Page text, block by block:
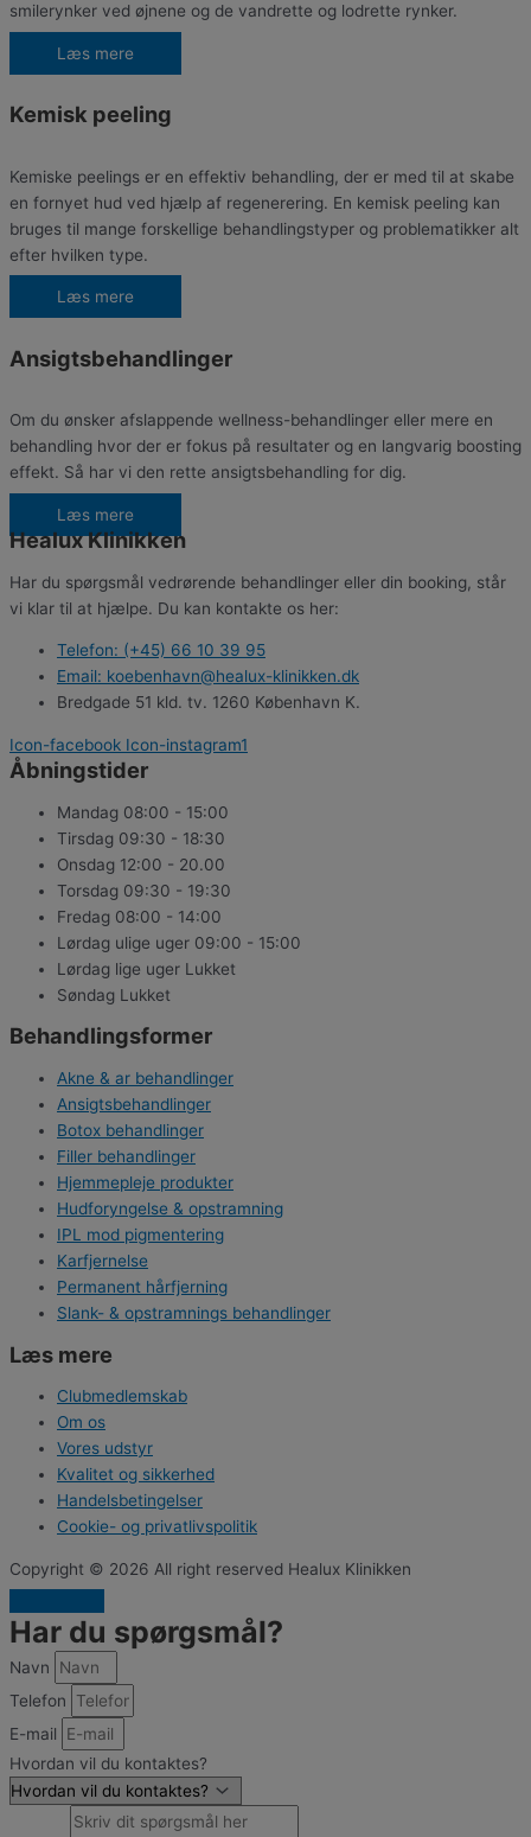
smilerynker ved øjnene og de vandrette og lodrette rynker.
Læs mere
Kemisk peeling
Kemiske peelings er en effektiv behandling, der er med til at skabe
en fornyet hud ved hjælp af regenerering. En kemisk peeling kan
bruges til mange forskellige behandlingstyper og problematikker alt
efter hvilken type.
Læs mere
Ansigtsbehandlinger
Om du ønsker afslappende wellness-behandlinger eller mere en
behandling hvor der er fokus på resultater og en langvarig boosting
effekt. Så har vi den rette ansigtsbehandling for dig.
Læs mere
Healux Klinikken
Har du spørgsmål vedrørende behandlinger eller din booking, står
vi klar til at hjælpe. Du kan kontakte os her:
Telefon: (+45) 66 10 39 95
Email: koebenhavn@healux-klinikken.dk
Bredgade 51 kld. tv. 1260 København K.
Icon-facebook Icon-instagram1
Åbningstider
Mandag 08:00 - 15:00
Tirsdag 09:30 - 18:30
Onsdag 12:00 - 20.00
Torsdag 09:30 - 19:30
Fredag 08:00 - 14:00
Lørdag ulige uger 09:00 - 15:00
Lørdag lige uger Lukket
Søndag Lukket
Behandlingsformer
Akne & ar behandlinger
Ansigtsbehandlinger
Botox behandlinger
Filler behandlinger
Hjemmepleje produkter
Hudforyngelse & opstramning
IPL mod pigmentering
Karfjernelse
Permanent hårfjerning
Slank- & opstramnings behandlinger
Læs mere
Clubmedlemskab
Om os
Vores udstyr
Kvalitet og sikkerhed
Handelsbetingelser
Cookie- og privatlivspolitik
Copyright © 2026 All right reserved Healux Klinikken
Har du spørgsmål?
Navn
Telefon
E-mail
Hvordan vil du kontaktes?